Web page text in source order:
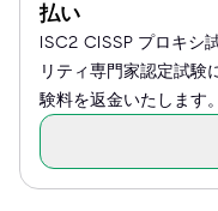
払い
ISC2 CISSP プロキシ
リティ専門家認定試験
験料を返金いたします